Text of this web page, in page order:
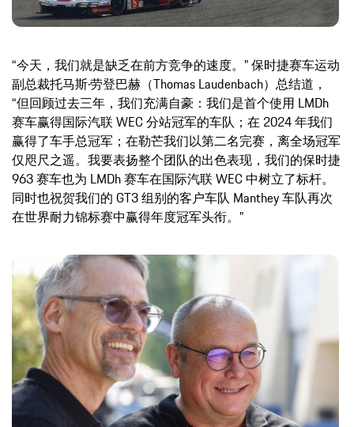
“今天，我们就是缺乏在前方竞争的速度。” 保时捷赛车运动
副总裁托马斯·劳登巴赫（Thomas Laudenbach）总结道，
“但回顾过去三年，我们充满自豪：我们是首个使用 LMDh
赛车赢得国际汽联 WEC 分站冠军的车队；在 2024 年我们
赢得了车手总冠军；在勒芒我们以第二名完赛，离全场冠军
仅咫尺之遥。我要表扬整个团队的出色表现，我们的保时捷
963 赛车也为 LMDh 赛车在国际汽联 WEC 中树立了标杆。
同时也祝贺我们的 GT3 组别的客户车队 Manthey 车队再次
在世界耐力锦标赛中赢得年度冠军头衔。”